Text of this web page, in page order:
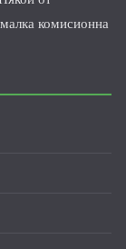
комисионна